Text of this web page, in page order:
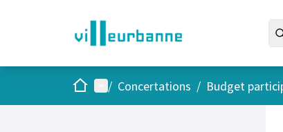
AccueilMenu principal
/ Concertations / Budget